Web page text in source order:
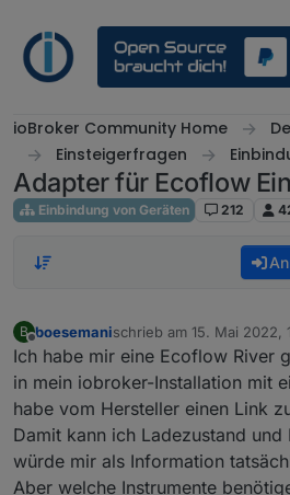
ioBroker Community Home
Einsteigerfragen
Adapter für Ecoflow
Einbindung von Geräten 212
B
Offline
boesemanischrieb am 15. Mai 2022,
zuletzt editiert von
Ich habe mir eine Ecoflow River
in mein iobroker-Installation mit
habe vom Hersteller einen Link
Damit kann ich Ladezustand und
würde mir als Information
Aber welche Instrumente